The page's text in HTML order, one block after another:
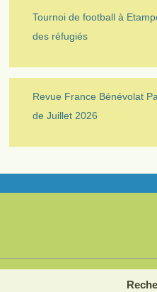
Tournoi de football à
des réfugiés
Revue France Bénévolat
de Juillet 2026